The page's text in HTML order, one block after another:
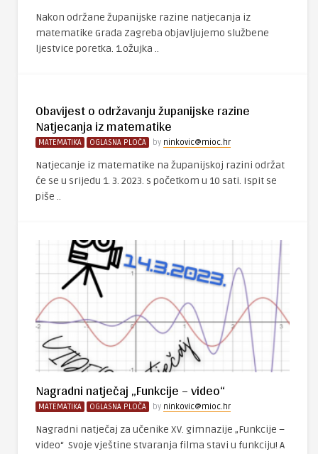
Nakon održane županijske razine natjecanja iz
matematike Grada Zagreba objavljujemo službene
ljestvice poretka. 1.ožujka ..
Obavijest o održavanju županijske razine
Natjecanja iz matematike
MATEMATIKA OGLASNA PLOČA by ninkovic@mioc.hr
Natjecanje iz matematike na županijskoj razini održat
će se u srijedu 1. 3. 2023. s početkom u 10 sati. Ispit se
piše ..
Nagradni natječaj „Funkcije – video“
MATEMATIKA OGLASNA PLOČA by ninkovic@mioc.hr
Nagradni natječaj za učenike XV. gimnazije „Funkcije –
video“ Svoje vještine stvaranja filma stavi u funkciju! A